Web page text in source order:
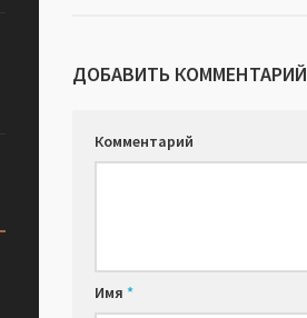
ДОБАВИТЬ КОММЕНТАРИЙ
Комментарий
Имя *